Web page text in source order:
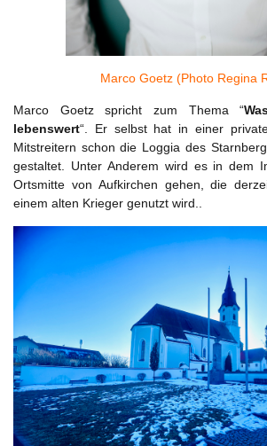
Marco Goetz (Photo Regina
Marco Goetz spricht zum Thema “
lebenswert“. Er selbst hat in einer
Mitstreitern schon die Loggia des
gestaltet. Unter Anderem wird es in dem
Ortsmitte von Aufkirchen gehen, die
einem alten Krieger genutzt wird..